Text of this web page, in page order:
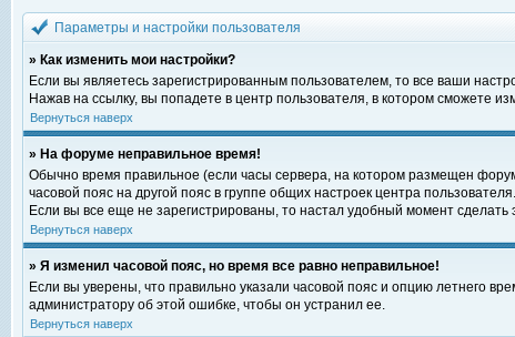
Параметры и настройки пользователя
» Как изменить мои настройки?
Если вы являетесь зарегистрированным пользователем, то все ваши
Нажав на ссылку, вы попадете в центр пользователя, в котором сможете
Вернуться наверх
» На форуме неправильное время!
Обычно время правильное (если часы сервера, на котором размещен
часовой пояс на другой пояс в группе общих настроек центра
Если вы все еще не зарегистрированы, то настал удобный момент сделать
Вернуться наверх
» Я изменил часовой пояс, но время все равно неправильное!
Если вы уверены, что правильно указали часовой пояс и опцию летнего
администратору об этой ошибке, чтобы он устранил ее.
Вернуться наверх